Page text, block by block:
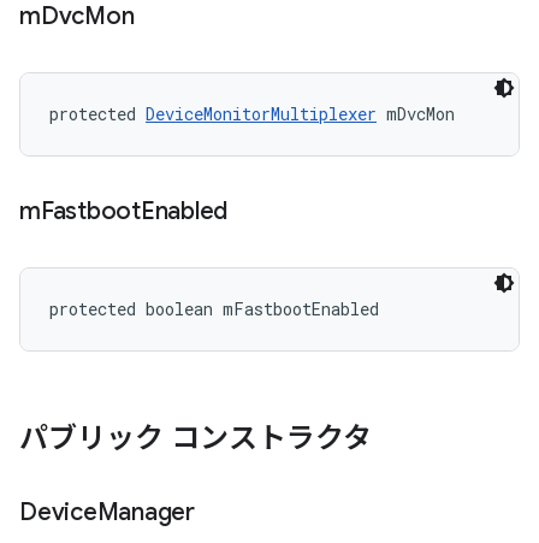
mDvcMon
protected DeviceMonitorMultiplexer mDvcMon
mFastbootEnabled
protected boolean mFastbootEnabled
パブリック コンストラクタ
DeviceManager